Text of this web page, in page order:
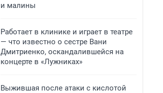
и малины
Работает в клинике и играет в театре
— что известно о сестре Вани
Дмитриенко, оскандалившейся на
концерте в «Лужниках»
Выжившая после атаки с кислотой